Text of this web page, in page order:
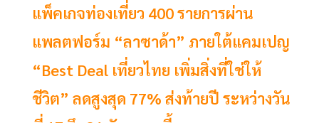
แพ็คเกจท่องเที่ยว 400 รายการผ่าน
แพลตฟอร์ม “ลาซาด้า” ภายใต้แคมเปญ
“Best Deal เที่ยวไทย เพิ่มสิ่งที่ใช่ให้
ชีวิต” ลดสูงสุด 77% ส่งท้ายปี ระหว่างวัน